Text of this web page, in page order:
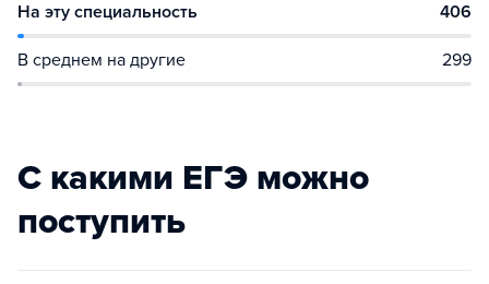
На эту специальность 406
В среднем на другие 299
С какими ЕГЭ можно
поступить